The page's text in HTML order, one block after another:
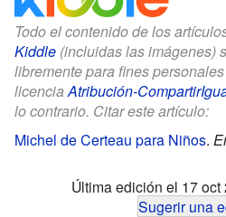
Todo el contenido de los
Kiddle (incluidas las imágenes)
libremente para fines
licenciaAtribución-
lo contrario. Citar este artículo:
Michel de Certeau para Niños.
Última edición el 17 oct
Sugerir una